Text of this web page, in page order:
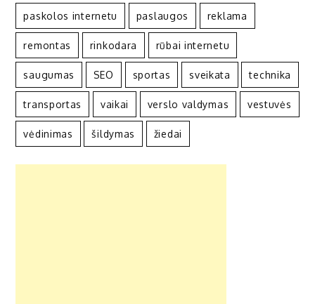
paskolos internetu paslaugos reklama
remontas rinkodara rūbai internetu
saugumas SEO sportas sveikata technika
transportas vaikai verslo valdymas vestuvės
vėdinimas šildymas žiedai